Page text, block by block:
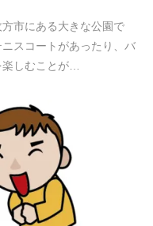
市にある大きな公園で
スコートがあったり、バ
しむことが…